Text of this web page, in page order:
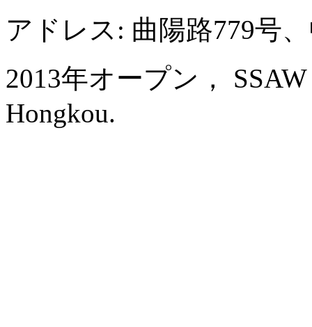
アドレス: 曲陽路779号
2013年オープン，
Hongkou.